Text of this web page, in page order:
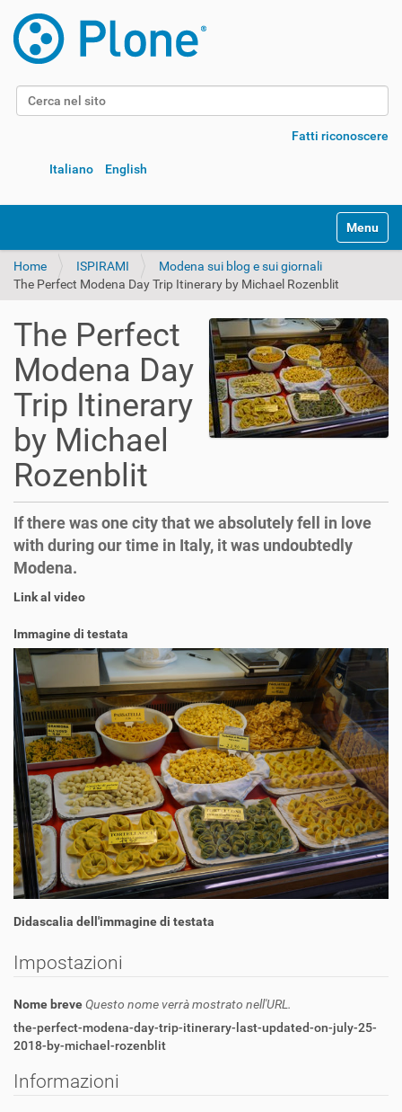
Cerca nel sito
Fatti riconoscere
Italiano English
Alterna
Home ISPIRAMI
Modena sui blog e sui giornali
The Perfect Modena Day Trip Itinerary by Michael Rozenblit
The Perfect
Modena Day
Trip Itinerary
by Michael
Rozenblit
If there was one city that we absolutely fell in love
with during our time in Italy, it was undoubtedly
Modena.
Link al video
Immagine di testata
Didascalia dell'immagine di testata
Impostazioni
Nome breveQuesto nome verrà mostrato nell'URL.
the-perfect-modena-day-trip-itinerary-last-updated-on-july-25-
2018-by-michael-rozenblit
Informazioni